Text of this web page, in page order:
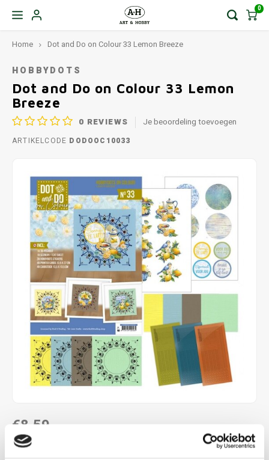
0
Home Dot and Do on Colour 33 Lemon Breeze
HOBBYDOTS
Dot and Do on Colour 33 Lemon
Breeze
0 REVIEWS Je beoordeling toevoegen
ARTIKELCODE DODOOC10033
€8,59
NIET LEVERBAAR